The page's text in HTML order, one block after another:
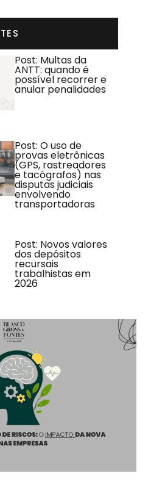
Post: Multas da
ANTT: quando é
possível recorrer e
anular penalidades
Post: O uso de
provas eletrônicas
(GPS, rastreadores
e tacógrafos) nas
disputas judiciais
envolvendo
transportadoras
Post: Novos valores
dos depósitos
recursais
trabalhistas em
2026